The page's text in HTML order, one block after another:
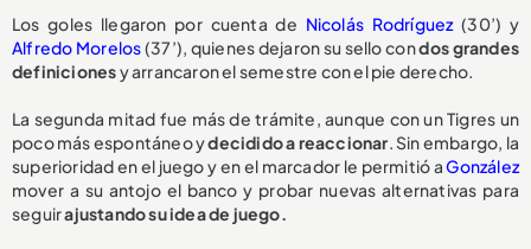
Los goles llegaron por cuenta de Nicolás Rodríguez (30’) y
Alfredo Morelos(37’), quienes dejaron su sello condos grandes
definicionesy arrancaron el semestre con el pie derecho.
La segunda mitad fue más de trámite, aunque con un Tigres un
poco más espontáneo ydecidido a reaccionar. Sin embargo, la
superioridad en el juego y en el marcador le permitió aGonzález
mover a su antojo el banco y probar nuevas alternativas para
seguirajustando su idea de juego.